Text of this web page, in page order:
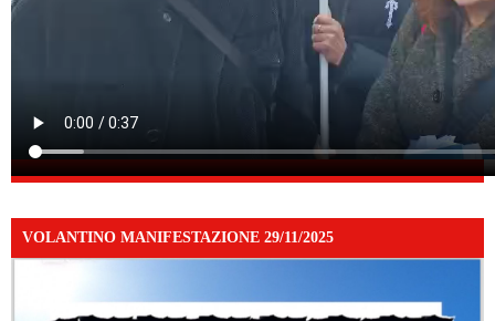
VOLANTINO MANIFESTAZIONE 29/11/2025